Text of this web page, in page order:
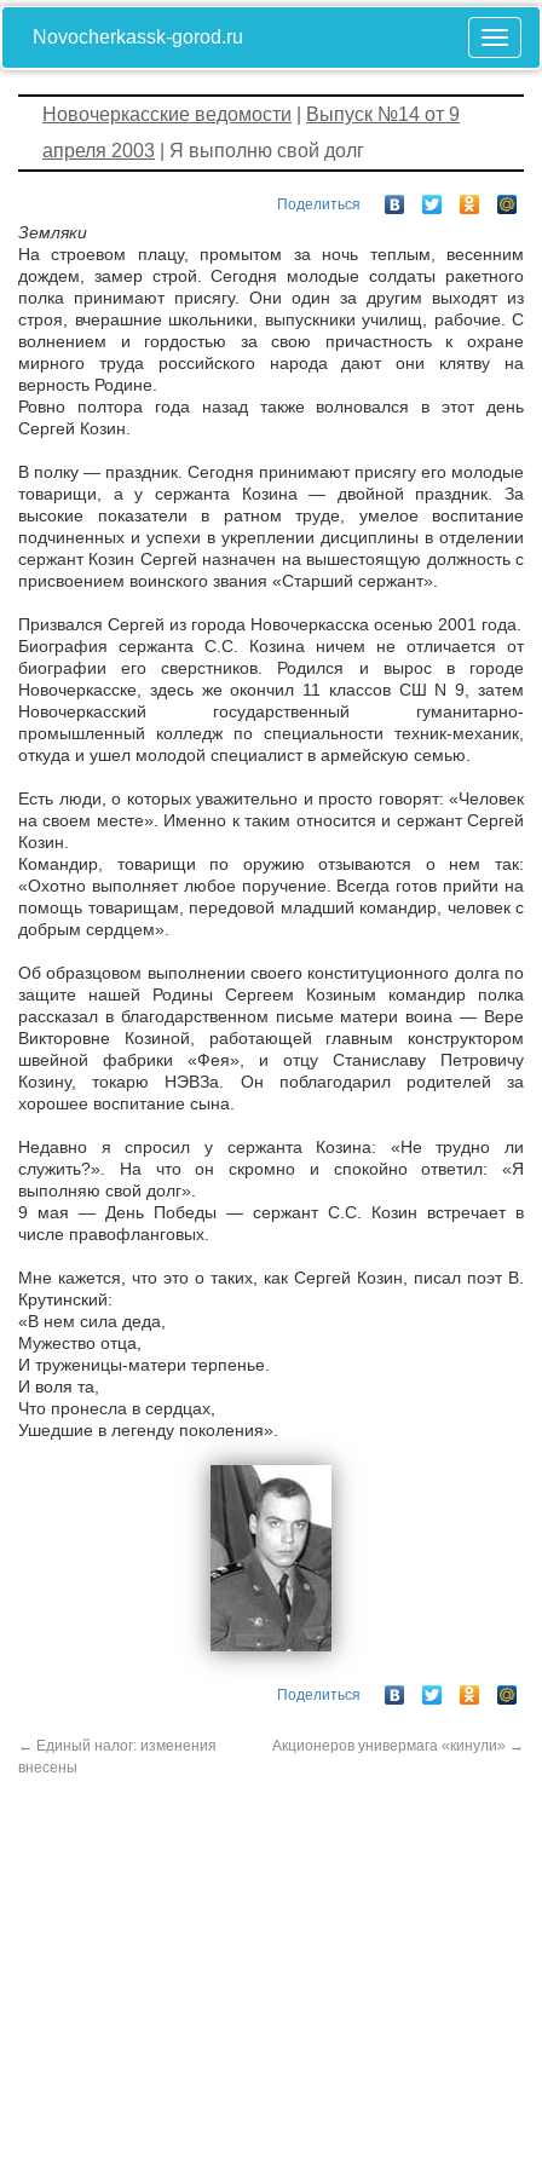
Novocherkassk-gorod.ru
Новочеркасские ведомости
Выпуск №14 от 9
апреля 2003 | Я выполню свой долг
Поделиться
Земляки
На строевом плацу, промытом за ночь теплым, весенним
дождем, замер строй. Сегодня молодые солдаты ракетного
полка принимают присягу. Они один за другим выходят из
строя, вчерашние школьники, выпускники училищ, рабочие. С
волнением и гордостью за свою причастность к охране
мирного труда российского народа дают они клятву на
верность Родине.
Ровно полтора года назад также волновался в этот день
Сергей Козин.
В полку — праздник. Сегодня принимают присягу его молодые
товарищи, а у сержанта Козина — двойной праздник. За
высокие показатели в ратном труде, умелое воспитание
подчиненных и успехи в укреплении дисциплины в отделении
сержант Козин Сергей назначен на вышестоящую должность с
присвоением воинского звания «Старший сержант».
Призвался Сергей из города Новочеркасска осенью 2001 года.
Биография сержанта С.С. Козина ничем не отличается от
биографии его сверстников. Родился и вырос в городе
Новочеркасске, здесь же окончил 11 классов СШ N 9, затем
Новочеркасский государственный гуманитарно-
промышленный колледж по специальности техник-механик,
откуда и ушел молодой специалист в армейскую семью.
Есть люди, о которых уважительно и просто говорят: «Человек
на своем месте». Именно к таким относится и сержант Сергей
Козин.
Командир, товарищи по оружию отзываются о нем так:
«Охотно выполняет любое поручение. Всегда готов прийти на
помощь товарищам, передовой младший командир, человек с
добрым сердцем».
Об образцовом выполнении своего конституционного долга по
защите нашей Родины Сергеем Козиным командир полка
рассказал в благодарственном письме матери воина — Вере
Викторовне Козиной, работающей главным конструктором
швейной фабрики «Фея», и отцу Станиславу Петровичу
Козину, токарю НЭВЗа. Он поблагодарил родителей за
хорошее воспитание сына.
Недавно я спросил у сержанта Козина: «Не трудно ли
служить?». На что он скромно и спокойно ответил: «Я
выполняю свой долг».
9 мая — День Победы — сержант С.С. Козин встречает в
числе правофланговых.
Мне кажется, что это о таких, как Сергей Козин, писал поэт В.
Крутинский:
«В нем сила деда,
Мужество отца,
И труженицы-матери терпенье.
И воля та,
Что пронесла в сердцах,
Ушедшие в легенду поколения».
Поделиться
← Единый налог: изменения
внесены
Акционеров универмага «кинули» →